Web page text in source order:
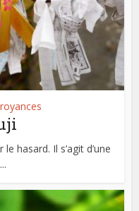
hasard. Il s’agit d’une